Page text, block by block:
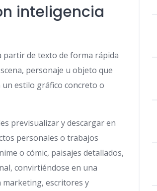
inteligencia
de texto de forma rápida
personaje u objeto que
un estilo gráfico concreto o
previsualizar y descargar en
personales o trabajos
o cómic, paisajes detallados,
convirtiéndose en una
marketing, escritores y